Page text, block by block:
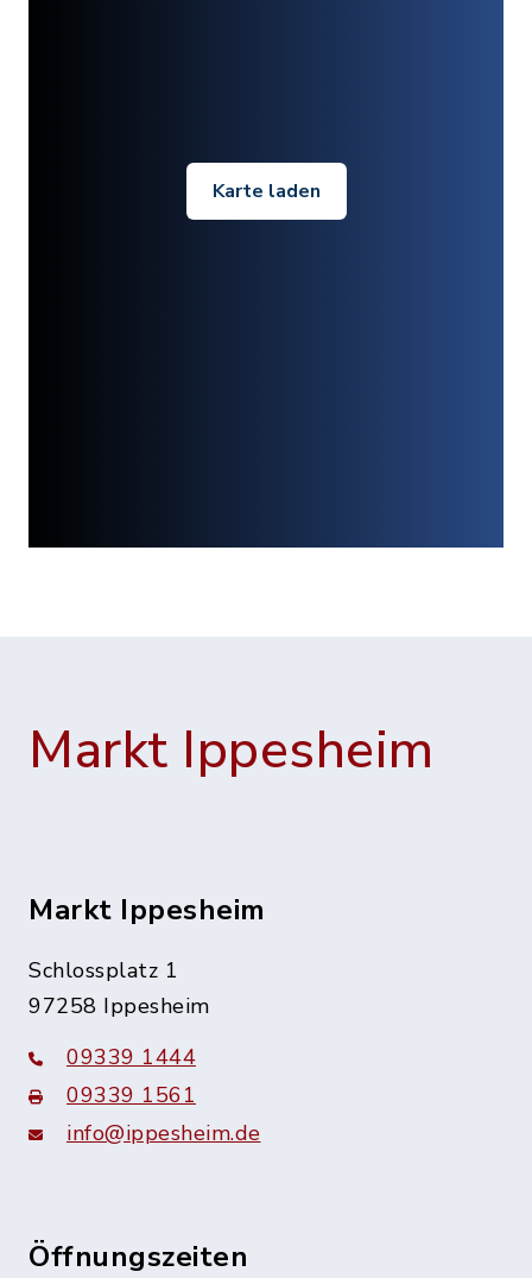
Karte laden
Markt Ippesheim
Markt Ippesheim
Schlossplatz 1
97258 Ippesheim
09339 1444
09339 1561
info@ippesheim.de
Öffnungszeiten